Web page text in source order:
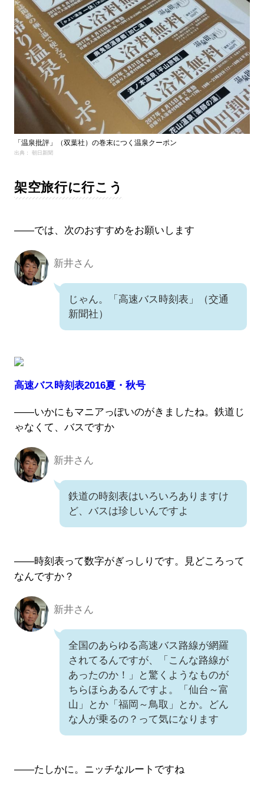
「温泉批評」（双葉社）の巻末につく温泉クーポン
出典： 朝日新聞
架空旅行に行こう
――では、次のおすすめをお願いします
新井さん
新井さん
じゃん。「高速バス時刻表」（交通
新聞社）
高速バス時刻表2016夏・秋号
――いかにもマニアっぽいのがきましたね。鉄道じ
ゃなくて、バスですか
新井さん
新井さん
鉄道の時刻表はいろいろありますけ
ど、バスは珍しいんですよ
――時刻表って数字がぎっしりです。見どころって
なんですか？
新井さん
新井さん
全国のあらゆる高速バス路線が網羅
されてるんですが、「こんな路線が
あったのか！」と驚くようなものが
ちらほらあるんですよ。「仙台～富
山」とか「福岡～鳥取」とか。どん
な人が乗るの？って気になります
――たしかに。ニッチなルートですね